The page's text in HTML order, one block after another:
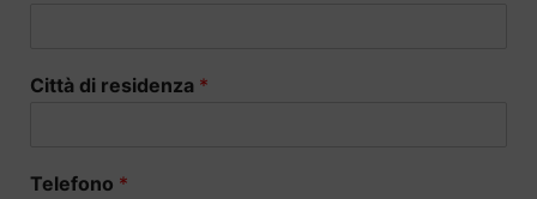
Città di residenza *
Telefono *